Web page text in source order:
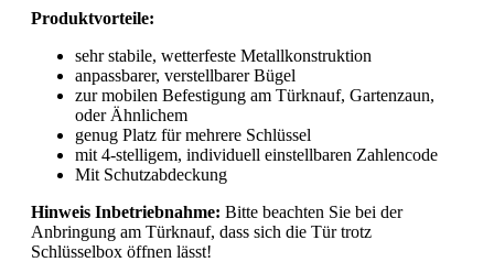
Produktvorteile:
sehr stabile, wetterfeste Metallkonstruktion
anpassbarer, verstellbarer Bügel
zur mobilen Befestigung am Türknauf, Gartenzaun,
oder Ähnlichem
genug Platz für mehrere Schlüssel
mit 4-stelligem, individuell einstellbaren Zahlencode
Mit Schutzabdeckung
Hinweis Inbetriebnahme: Bitte beachten Sie bei der
Anbringung am Türknauf, dass sich die Tür trotz
Schlüsselbox öffnen lässt!